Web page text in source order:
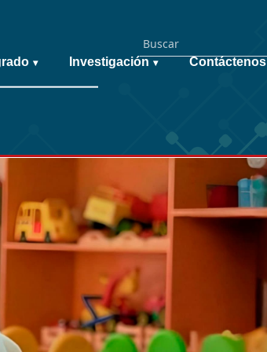
▾ Investigación ▾ Contáctenos